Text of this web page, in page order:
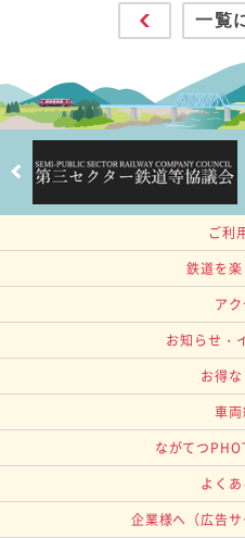
一覧
ご利
鉄道を楽
ア
お知らせ・
お得
車
ながてつ
よく
企業様へ （広告